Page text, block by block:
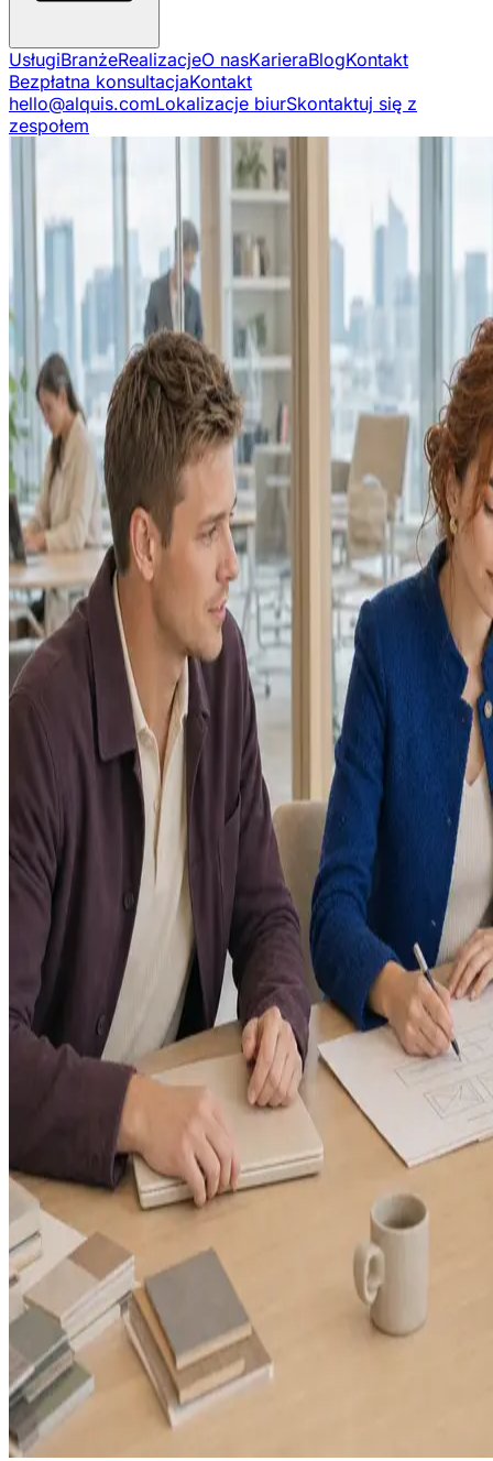
UsługiBranżeRealizacjeO nasKarieraBlogKontakt
Bezpłatna konsultacjaKontakt
hello@alquis.comLokalizacje biurSkontaktuj się z
zespołem